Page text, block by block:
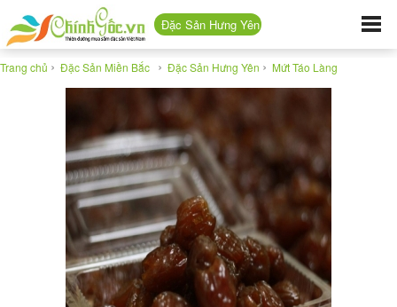
Đặc Sản Hưng Yên
Trang chủ › Đặc Sản Miền Bắc › Đặc Sản Hưng Yên › Mứt Táo Làng